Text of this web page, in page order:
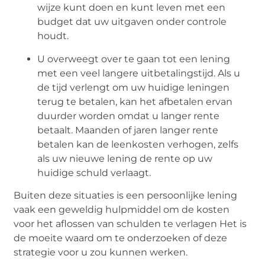
wijze kunt doen en kunt leven met een
budget dat uw uitgaven onder controle
houdt.
U overweegt over te gaan tot een lening
met een veel langere uitbetalingstijd. Als u
de tijd verlengt om uw huidige leningen
terug te betalen, kan het afbetalen ervan
duurder worden omdat u langer rente
betaalt. Maanden of jaren langer rente
betalen kan de leenkosten verhogen, zelfs
als uw nieuwe lening de rente op uw
huidige schuld verlaagt.
Buiten deze situaties is een persoonlijke lening
vaak een geweldig hulpmiddel om de kosten
voor het aflossen van schulden te verlagen Het is
de moeite waard om te onderzoeken of deze
strategie voor u zou kunnen werken.